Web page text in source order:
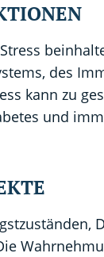
des
kann zu
und